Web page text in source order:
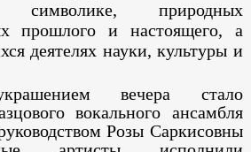
символике, природных
прошлого и настоящего, а
деятелях науки, культуры и
вечера стало
вокального ансамбля
Розы Саркисовны